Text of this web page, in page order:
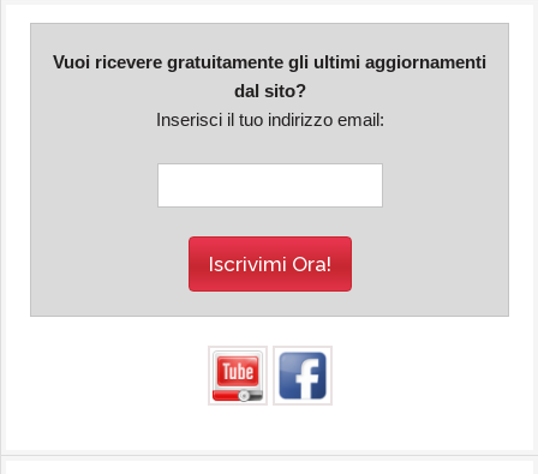
Vuoi ricevere gratuitamente gli ultimi aggiornamenti
dal sito?
Inserisci il tuo indirizzo email: